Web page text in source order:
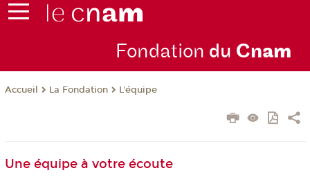
Fondation du Cnam
Accueil La Fondation L'équipe
Une équipe à votre écoute